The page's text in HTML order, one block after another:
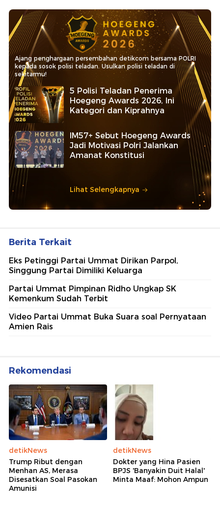
Ajang penghargaan persembahan detikcom bersama POLRI
kepada sosok polisi teladan. Usulkan polisi teladan di
sekitarmu!
5 Polisi Teladan Penerima
Hoegeng Awards 2026, Ini
Kategori dan Kiprahnya
IM57+ Sebut Hoegeng Awards
Jadi Motivasi Polri Jalankan
Amanat Konstitusi
Lihat Selengkapnya
Berita Terkait
Eks Petinggi Partai Ummat Dirikan Parpol,
Singgung Partai Dimiliki Keluarga
Partai Ummat Pimpinan Ridho Ungkap SK
Kemenkum Sudah Terbit
Video Partai Ummat Buka Suara soal Pernyataan
Amien Rais
Rekomendasi
detikNews
Trump Ribut dengan
Menhan AS, Merasa
Disesatkan Soal Pasokan
Amunisi
detikNews
Dokter yang Hina Pasien
BPJS 'Banyakin Duit Halal'
Minta Maaf: Mohon Ampun